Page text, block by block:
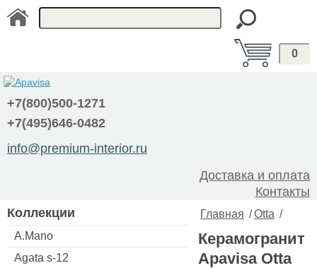
0
+7(800)500-1271
+7(495)646-0482
info@premium-interior.ru
Доставка и оплата
Контакты
Коллекции
A.Mano
Agata s-12
Главная /Otta /
Керамогранит
Apavisa Otta